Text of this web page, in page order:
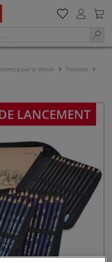
pour le dessin
Trousses
LANCEMENT